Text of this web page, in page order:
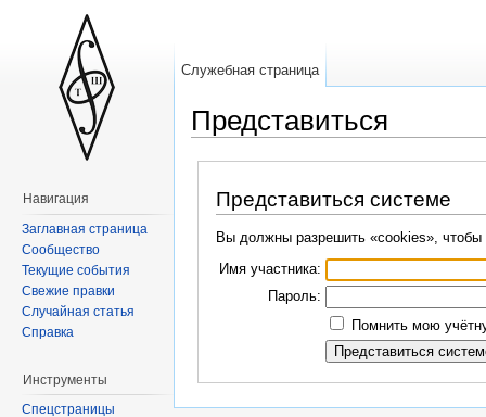
Представиться
Представиться системе
Вы должны разрешить «cookies», чтобы
Имя участника:
Пароль:
Помнить мою
Служебная страница
Навигация
Заглавная страница
Сообщество
Текущие события
Свежие правки
Случайная статья
Справка
Инструменты
Спецстраницы